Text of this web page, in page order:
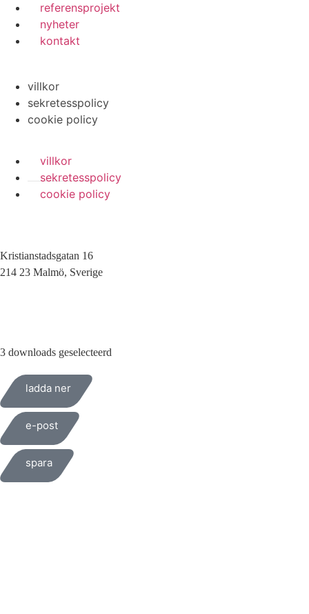
referensprojekt
nyheter
kontakt
villkor
sekretesspolicy
cookie policy
villkor
sekretesspolicy
cookie policy
Kristianstadsgatan 16
214 23 Malmö, Sverige
3 downloads geselecteerd
ladda ner
e-post
spara